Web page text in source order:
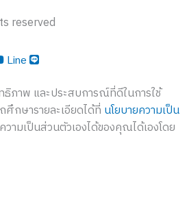
reserved
Line
ภาพ และประสบการณ์ที่ดีในการใช้
กษารายละเอียดได้ที่ นโยบายความเป็น
ามเป็นส่วนตัวเองได้ของคุณได้เองโดย